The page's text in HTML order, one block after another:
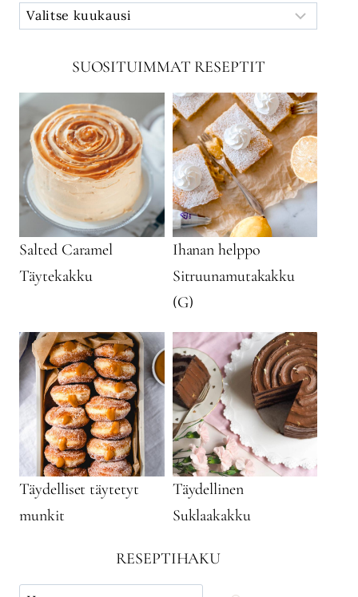
SUOSITUIMMAT RESEPTIT
Salted Caramel
Täytekakku
Ihanan helppo
Sitruunamutakakku
(G)
Täydelliset täytetyt
munkit
Täydellinen
Suklaakakku
RESEPTIHAKU
Käytä